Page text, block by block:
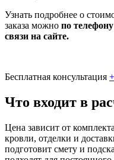
Узнать подробнее о
заказа можно по
связи на сайте.
Бесплатная консультация
Что входит в
Цена зависит от
кровли, отделки и
подготовит смету и